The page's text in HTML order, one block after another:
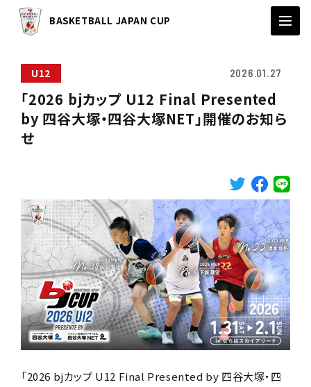
BASKETBALL JAPAN CUP
U12 2026.01.27
「2026 bjカップ U12 Final Presented
by 四谷大塚・四谷大塚NET」開催のお知ら
せ
「2026 bjカップ U12 Final Presented by 四谷大塚・四